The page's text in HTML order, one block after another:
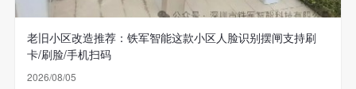
老旧小区改造推荐：铁军智能这款小区人脸识别摆闸支持刷
卡/刷脸/手机扫码
2026/08/05